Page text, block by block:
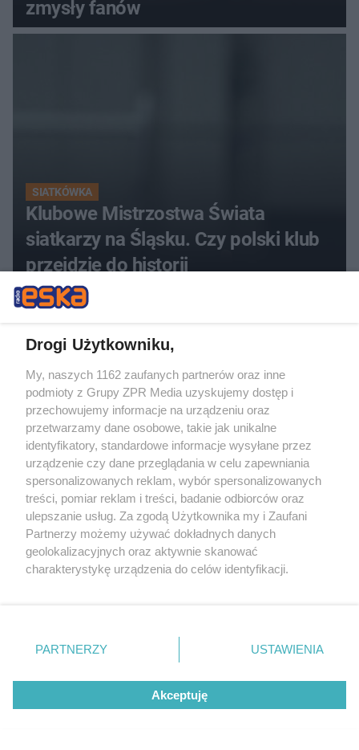
zmysły fanów
SIATKÓWKA
Klubowe Mistrzostwa Świata
siatkarzy na Śląsku. Czy polski klub
przejdzie do historii
ZOBACZ WIĘCEJ
Drogi Użytkowniku,
My, naszych 1162 zaufanych partnerów oraz inne
podmioty z Grupy ZPR Media uzyskujemy dostęp i
przechowujemy informacje na urządzeniu oraz
przetwarzamy dane osobowe, takie jak unikalne
identyfikatory, standardowe informacje wysyłane przez
urządzenie czy dane przeglądania w celu zapewniania
spersonalizowanych reklam, wybór spersonalizowanych
treści, pomiar reklam i treści, badanie odbiorców oraz
ulepszanie usług. Za zgodą Użytkownika my i Zaufani
Partnerzy możemy używać dokładnych danych
geolokalizacyjnych oraz aktywnie skanować
charakterystykę urządzenia do celów identyfikacji.
zmienić/wycofać klikając przycisk ustawień prywatności
znajdujący się w lewym dolnym rogu strony
rodzaje przetwarzania danych nie wymagają zgody
użytkownika, ale masz prawo sprzeciwić się takiemu
przetwarzaniu. Preferencje będą miały zastosowanie tylko
PARTNERZY USTAWIENIA
Akceptuję